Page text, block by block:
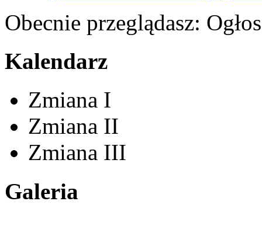
Obecnie przeglądasz:
Kalendarz
Zmiana I
Zmiana II
Zmiana III
Galeria